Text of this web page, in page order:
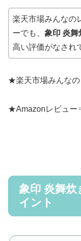
楽天市場みんなの
ーでも、 象印 炎
高い評価がなされ
★楽天市場みんな
★Amazonレビュ
象印 炎舞
イント